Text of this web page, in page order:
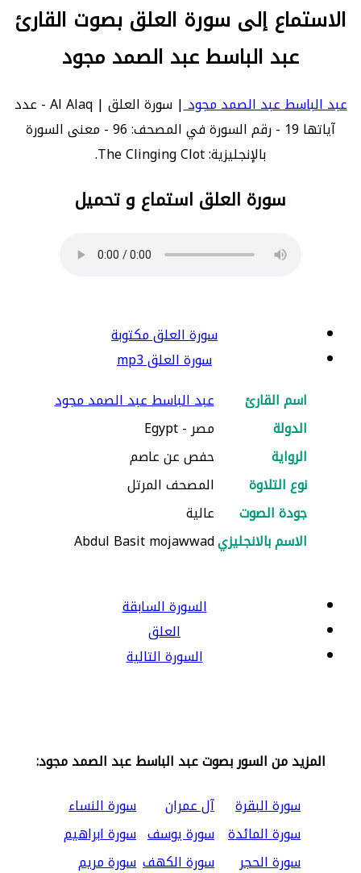
الاستماع إلى سورة العلق بصوت القارئ
عبد الباسط عبد الصمد مجود
عبد الباسط عبد الصمد مجود
| سورة العلق | Al Alaq - عدد
آياتها 19 - رقم السورة في المصحف: 96 - معنى السورة
بالإنجليزية: The Clinging Clot.
سورة العلق استماع و تحميل
سورة العلق مكتوبة
سورة العلق mp3
اسم القارئ
عبد الباسط عبد الصمد مجود
الدولة
مصر - Egypt
الرواية
حفص عن عاصم
نوع التلاوة
المصحف المرتل
جودة الصوت
عالية
الاسم بالانجليزيAbdul Basit mojawwad
السورة السابقة
العلق
السورة التالية
المزيد من السور بصوت عبد الباسط عبد الصمد مجود:
سورة البقرة
آل عمران
سورة النساء
سورة المائدة سورة يوسف سورة ابراهيم
سورة الحجر
سورة الكهف سورة مريم